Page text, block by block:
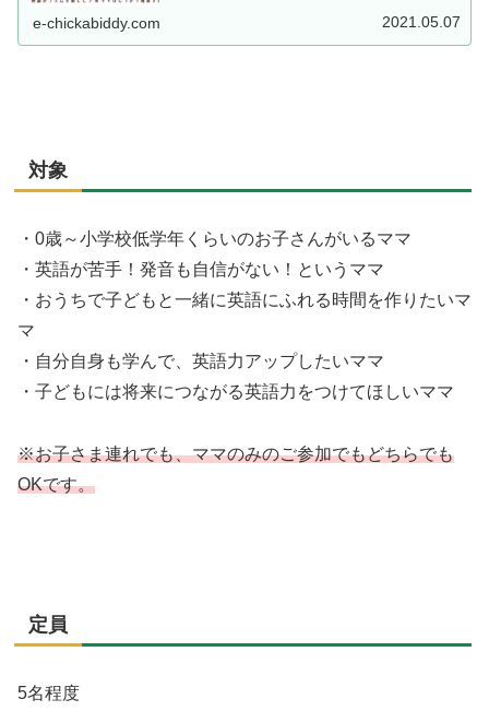
e-chickabiddy.com 2021.05.07
対象
・0歳～小学校低学年くらいのお子さんがいるママ
・英語が苦手！発音も自信がない！というママ
・おうちで子どもと一緒に英語にふれる時間を作りたいマ
マ
・自分自身も学んで、英語力アップしたいママ
・子どもには将来につながる英語力をつけてほしいママ
※お子さま連れでも、ママのみのご参加でもどちらでも
OKです。
定員
5名程度